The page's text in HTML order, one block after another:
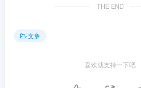
THE END
文章
喜欢就支持一下吧